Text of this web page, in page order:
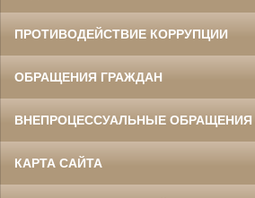
ПРОТИВОДЕЙСТВИЕ КОРРУПЦИИ
ОБРАЩЕНИЯ ГРАЖДАН
ВНЕПРОЦЕССУАЛЬНЫЕ ОБРАЩЕНИЯ
КАРТА САЙТА